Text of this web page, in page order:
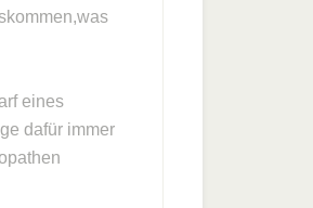
eines
dafür immer